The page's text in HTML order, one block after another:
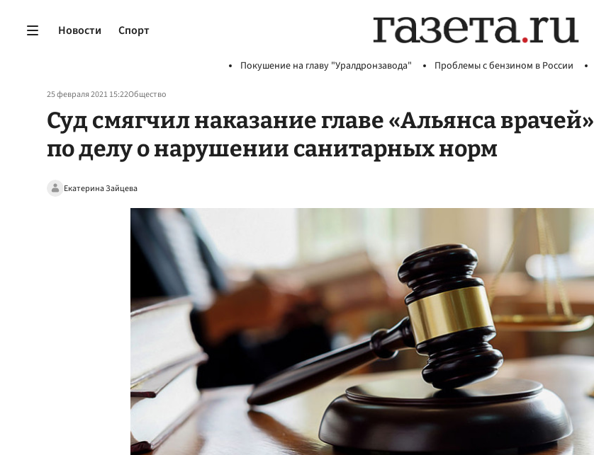
Новости Спорт
Покушение на главу "Уралдронзавода" Проблемы с бензином в России
25 февраля 2021 15:22Общество
Суд смягчил наказание главе «Альянса врачей»
по делу о нарушении санитарных норм
Екатерина Зайцева